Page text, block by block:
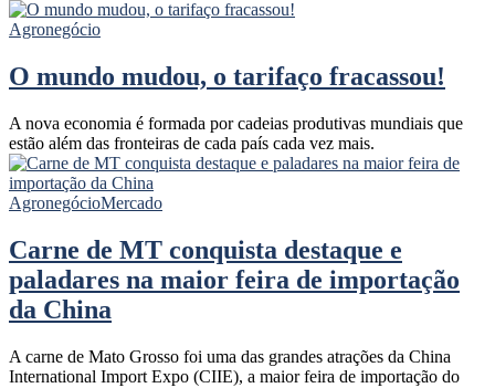
Agronegócio
O mundo mudou, o tarifaço fracassou!
A nova economia é formada por cadeias produtivas mundiais que
estão além das fronteiras de cada país cada vez mais.
AgronegócioMercado
Carne de MT conquista destaque e
paladares na maior feira de importação
da China
A carne de Mato Grosso foi uma das grandes atrações da China
International Import Expo (CIIE), a maior feira de importação do